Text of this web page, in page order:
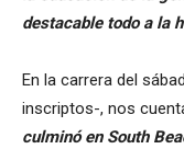
destacable todo a la
En la carrera del
inscriptos-, nos
culminó en South